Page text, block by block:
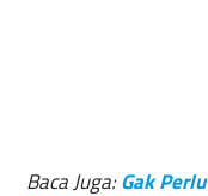
Baca Juga:Gak